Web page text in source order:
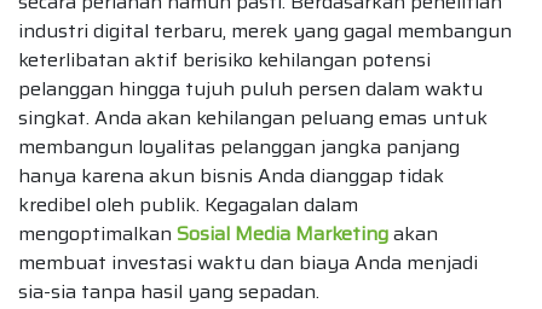
industri digital terbaru, merek yang gagal membangun
keterlibatan aktif berisiko kehilangan potensi
pelanggan hingga tujuh puluh persen dalam waktu
singkat. Anda akan kehilangan peluang emas untuk
membangun loyalitas pelanggan jangka panjang
hanya karena akun bisnis Anda dianggap tidak
kredibel oleh publik. Kegagalan dalam
mengoptimalkan Sosial Media Marketingakan
membuat investasi waktu dan biaya Anda menjadi
sia-sia tanpa hasil yang sepadan.